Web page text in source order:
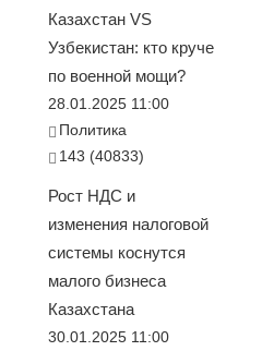
Казахстан VS
Узбекистан: кто круче
по военной мощи?
28.01.2025 11:00
Политика
143 (40833)
Рост НДС и
изменения налоговой
системы коснутся
малого бизнеса
Казахстана
30.01.2025 11:00